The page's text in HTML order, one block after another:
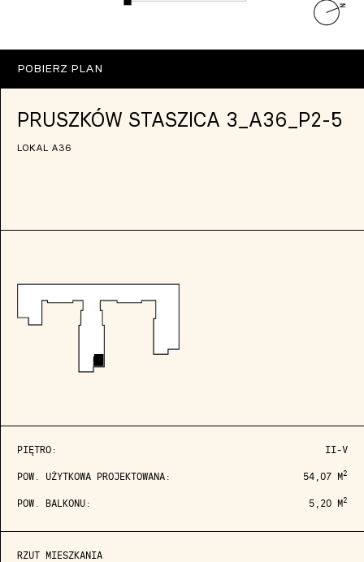
POBIERZ PLAN
PRUSZKÓW STASZICA 3_A36_P2-5
LOKAL A36
PIĘTRO: II-V
POW. UŻYTKOWA PROJEKTOWANA: 54,07 M2
POW. BALKONU: 5,20 M2
RZUT MIESZKANIA